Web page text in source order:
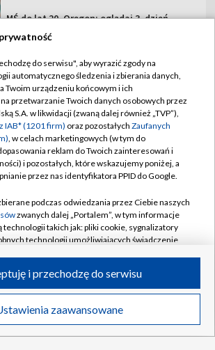
Wideo
MŚ do lat 20, Oregon: oglądaj 3. dzień
Bolesna klęska Hurkacza. Zmarnował dwie
piłki meczowe
Sportowy wieczór 07.08. (gość: Bartłomiej
Kubkowski)
Polak przepłynął Bałtyk. "Modliłem się, żeby
nie stracić świadomości"
TVP
Abonament TVP
Sklep TVP
Biuro Reklamy
Oferta Handlowa
Regulamin TVP
Polityka prywatności
Moje zgody
Biuro reklamy
do serwisu", aby wyrazić zgody na
automatycznego śledzenia i zbierania danych,
Twoim urządzeniu końcowym i ich
przetwarzanie Twoich danych osobowych przez
S.A. w likwidacji (zwaną dalej również „TVP”),
IAB* (1201 firm) oraz pozostałych Zaufanych
, w celach marketingowych (w tym do
reklam do Twoich zainteresowań i
i pozostałych, które wskazujemy poniżej, a
przez nas identyfikatora PPID do Google.
podczas odwiedzania przez Ciebie naszych
zwanych dalej „Portalem”, w tym informacje
technologii takich jak: pliki cookie, sygnalizatory
technologii umożliwiających świadczenie
podczas odwiedzania przez Ciebie
na Portalu, takie jak adresy IP, identyfikatory
zaawansowane
i przechodzę do serwisu